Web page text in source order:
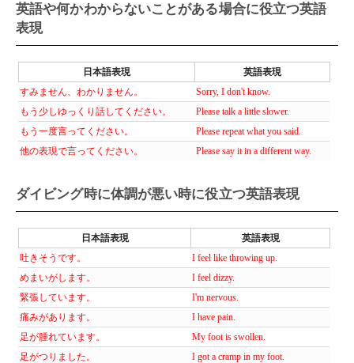
英語や何かわからないことがある場合に役立つ英語
表現
日本語表現
英語表現
すみません、わかりません。
Sorry, I don't know.
もう少しゆっくり話してください。
Please talk a little slower.
もう一度言ってください。
Please repeat what you said.
他の表現で言ってください。
Please say it in a different way.
ダイビング時に体調が悪い時に役立つ英語表現
日本語表現
英語表現
吐きそうです。
I feel like throwing up.
めまいがします。
I feel dizzy.
緊張しています。
I'm nervous.
痛みがあります。
I have pain.
足が腫れています。
My foot is swollen.
足がつりました。
I got a cramp in my foot.